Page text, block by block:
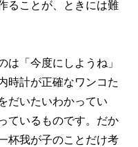
ることが、ときには難
は「今度にしようね」
時計が正確なワンコた
だいたいわかってい
ているものです。だか
杯我が子のことだけ考